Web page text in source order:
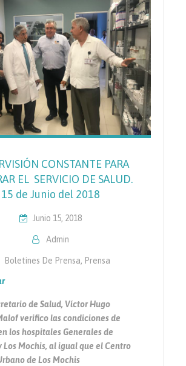
CONSTANTE PARA
EL SERVICIO DE SALUD.
15 de Junio del 2018
Junio 15, 2018
Admin
Boletines De Prensa, Prensa
de Salud, Víctor Hugo
verifico las condiciones de
los hospitales Generales de
Los Mochis, al igual que el Centro
de Los Mochis